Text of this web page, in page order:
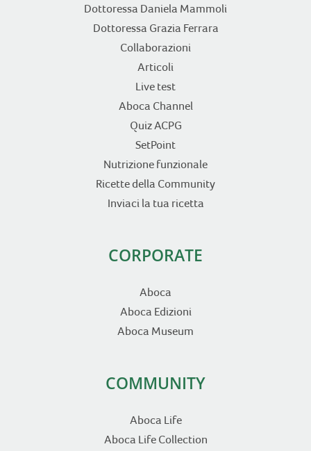
Dottoressa Daniela Mammoli
Dottoressa Grazia Ferrara
Collaborazioni
Articoli
Live test
Aboca Channel
Quiz ACPG
SetPoint
Nutrizione funzionale
Ricette della Community
Inviaci la tua ricetta
CORPORATE
Aboca
Aboca Edizioni
Aboca Museum
COMMUNITY
Aboca Life
Aboca Life Collection